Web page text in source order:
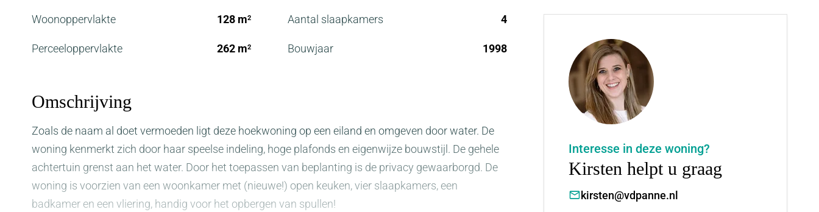
Woonoppervlakte 128 m2
Perceeloppervlakte 262 m2
Aantal slaapkamers 4
Bouwjaar 1998
Omschrijving
Zoals de naam al doet vermoeden ligt deze hoekwoning op een eiland en omgeven door water. De
woning kenmerkt zich door haar speelse indeling, hoge plafonds en eigenwijze bouwstijl. De gehele
achtertuin grenst aan het water. Door het toepassen van beplanting is de privacy gewaarborgd. De
woning is voorzien van een woonkamer met (nieuwe!) open keuken, vier slaapkamers, een
badkamer en een vliering, handig voor het opbergen van spullen!
Interesse in deze woning?
Kirsten helpt u graag
kirsten@vdpanne.nl